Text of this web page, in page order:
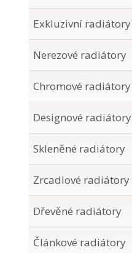
Exkluzivní radiátory
Nerezové radiátory
Chromové radiátory
Designové radiátory
Skleněné radiátory
Zrcadlové radiátory
Dřevěné radiátory
Článkové radiátory